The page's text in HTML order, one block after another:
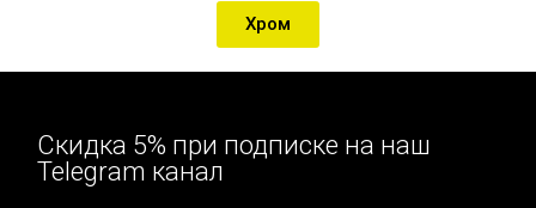
Хром
Скидка 5% при подписке на наш
Telegram канал